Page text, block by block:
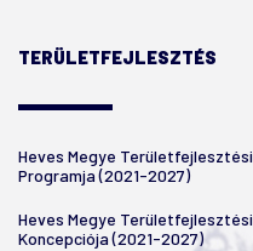
TERÜLETFEJLESZTÉS
Heves Megye Területfejlesztési
Programja (2021-2027)
Heves Megye Területfejlesztési
Koncepciója (2021-2027)